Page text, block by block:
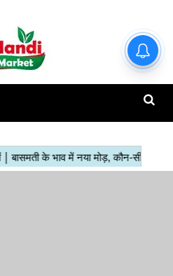
हाजिर मंडियों के ताजा रेट | देखें इस
रिपोर्ट में